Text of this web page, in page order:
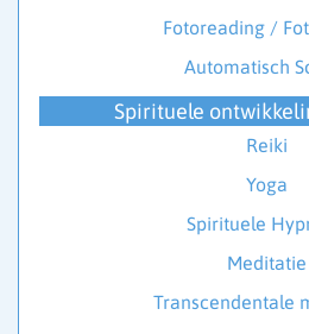
Fotoreading /
Automatisch
Spirituele
Reiki
Yoga
Spirituele
Meditatie
Transcendentale